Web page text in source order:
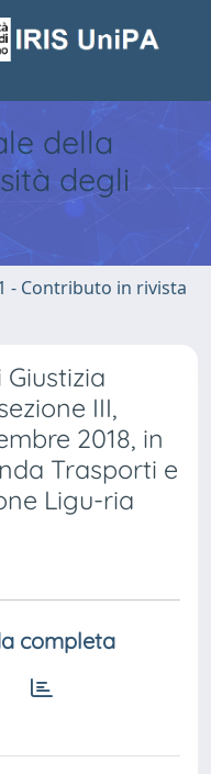
della
degli
- Contributo in rivista
III,
2018, in
Trasporti e
Ligu-ria
completa